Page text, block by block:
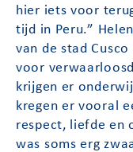
hier iets voor
tijd in Peru.”
van de stad
voor
krijgen er
kregen er vooral
respect, liefde en
was soms erg